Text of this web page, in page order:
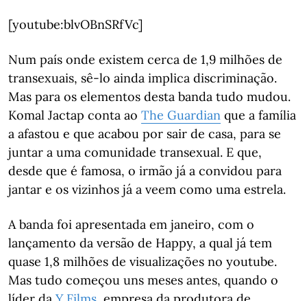
[youtube:blvOBnSRfVc]
Num país onde existem cerca de 1,9 milhões de
transexuais, sê-lo ainda implica discriminação.
Mas para os elementos desta banda tudo mudou.
Komal Jactap conta ao The Guardian que a família
a afastou e que acabou por sair de casa, para se
juntar a uma comunidade transexual. E que,
desde que é famosa, o irmão já a convidou para
jantar e os vizinhos já a veem como uma estrela.
A banda foi apresentada em janeiro, com o
lançamento da versão de Happy, a qual já tem
quase 1,8 milhões de visualizações no youtube.
Mas tudo começou uns meses antes, quando o